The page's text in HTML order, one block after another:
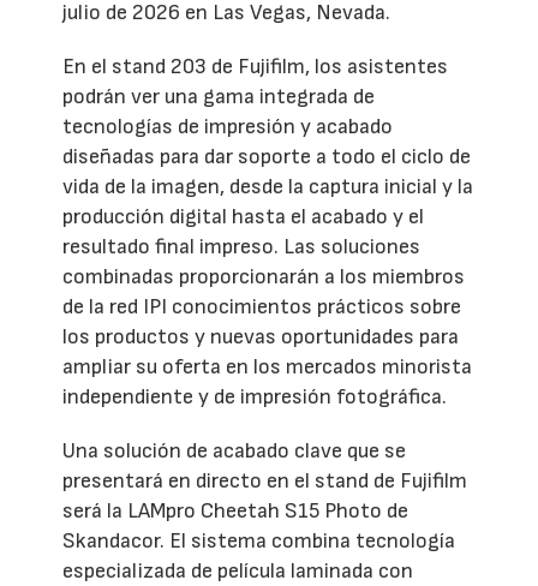
julio de 2026 en Las Vegas, Nevada.
En el stand 203 de Fujifilm, los asistentes
podrán ver una gama integrada de
tecnologías de impresión y acabado
diseñadas para dar soporte a todo el ciclo de
vida de la imagen, desde la captura inicial y la
producción digital hasta el acabado y el
resultado final impreso. Las soluciones
combinadas proporcionarán a los miembros
de la red IPI conocimientos prácticos sobre
los productos y nuevas oportunidades para
ampliar su oferta en los mercados minorista
independiente y de impresión fotográfica.
Una solución de acabado clave que se
presentará en directo en el stand de Fujifilm
será la LAMpro Cheetah S15 Photo de
Skandacor. El sistema combina tecnología
especializada de película laminada con